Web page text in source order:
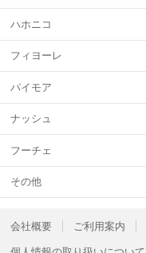
ハホニコ
フィヨーレ
パイモア
ナッシュ
フーチェ
その他
会社概要 ご利用案内